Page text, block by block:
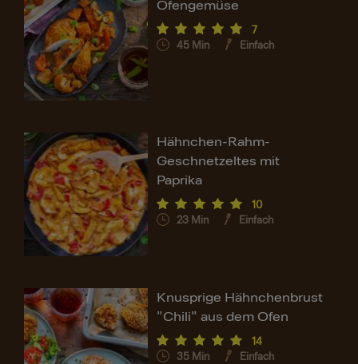
Ofengemüse
7
45 Min Einfach
Hähnchen-Rahm-
Geschnetzeltes mit
Paprika
10
23 Min Einfach
Knusprige Hähnchenbrust
"Chili" aus dem Ofen
14
35 Min Einfach